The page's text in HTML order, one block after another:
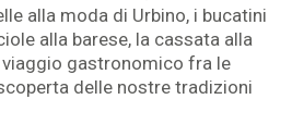
alla moda di Urbino, i bucatini
alla barese, la cassata alla
viaggio gastronomico fra le
delle nostre tradizioni